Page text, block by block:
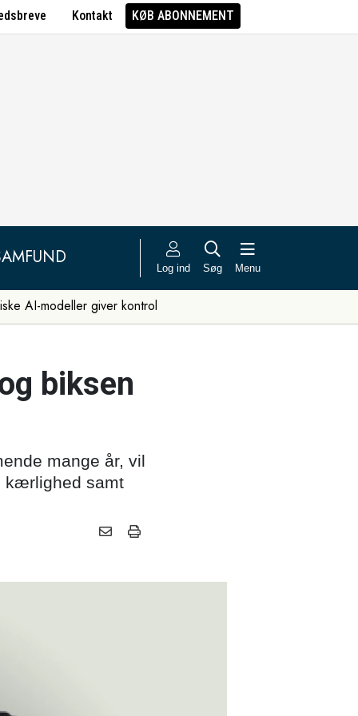
Kontakt KØB ABONNEMENT
Log ind Søg Menu
AI-modeller giver kontrol
biksen
mange år, vil
kærlighed samt